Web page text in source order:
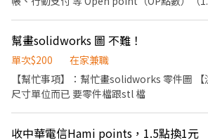
幫畫solidworks 圖 不難！
單次$200
在家兼職
【幫忙事項】：幫忙畫solidworks 零件圖 【注意事項】： 需注意
尺寸單位而已 要零件檔跟stl 檔
收中華電信Hami points，1.5點換1元